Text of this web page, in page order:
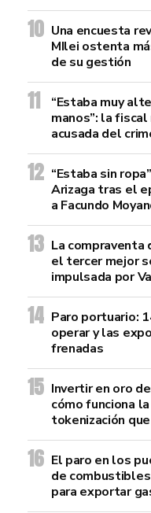
Una encuesta
MIlei ostenta
de su gestión
“Estaba muy
manos”: la
acusada del
“Estaba sin
Arizaga tras el
a Facundo
La compraventa
el tercer mejor
impulsada por
Paro portuario:
operar y las
frenadas
Invertir en oro
cómo funciona
tokenización
El paro en los
de combustibles
para exportar